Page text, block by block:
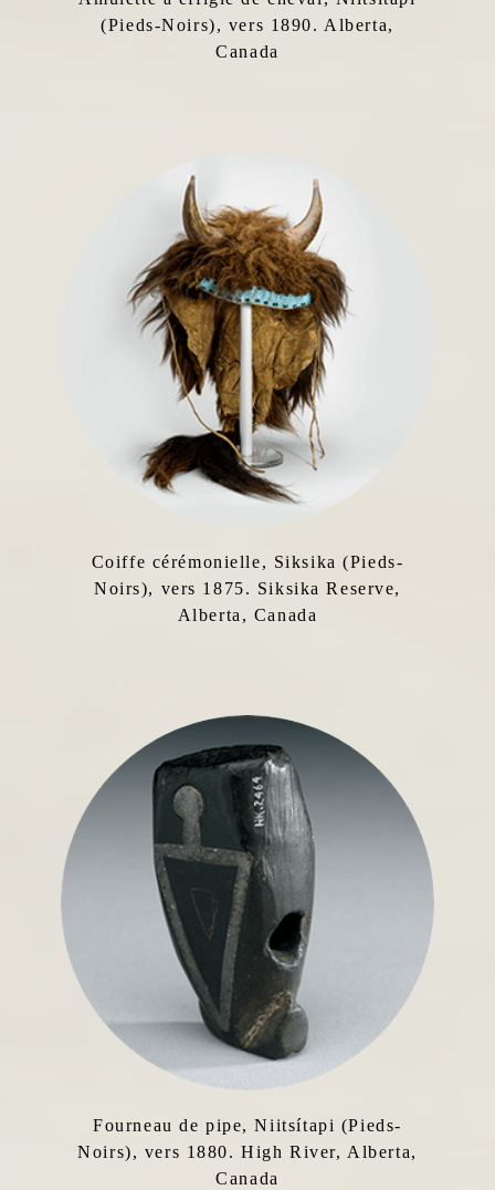
(Pieds-Noirs), vers 1890. Alberta,
Canada
Coiffe cérémonielle, Siksika (Pieds-
Noirs), vers 1875. Siksika Reserve,
Alberta, Canada
Fourneau de pipe, Niitsítapi (Pieds-
Noirs), vers 1880. High River, Alberta,
Canada